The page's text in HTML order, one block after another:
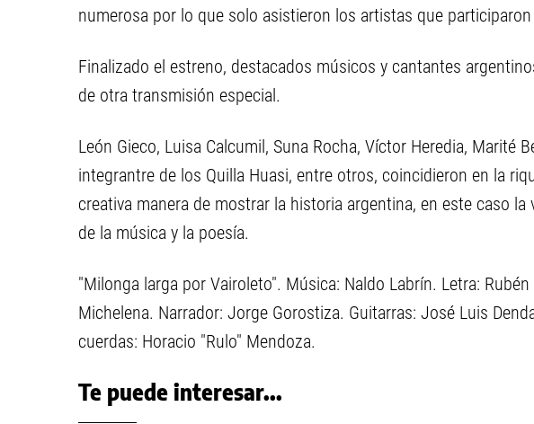
numerosa por lo que solo asistieron los artistas que
Finalizado el estreno, destacados músicos y cantantes
de otra transmisión especial.
León Gieco, Luisa Calcumil, Suna Rocha, Víctor Heredia, Marité
integrantre de los Quilla Huasi, entre otros, coincidieron en la
creativa manera de mostrar la historia argentina, en este caso
de la música y la poesía.
"Milonga larga por Vairoleto". Música: Naldo Labrín. Letra:
Michelena. Narrador: Jorge Gorostiza. Guitarras: José Luis
cuerdas: Horacio "Rulo" Mendoza.
Te puede interesar...